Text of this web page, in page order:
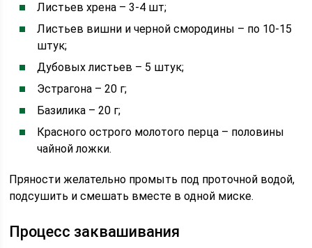
Листьев хрена – 3-4 шт;
Листьев вишни и черной смородины – по 10-15
штук;
Дубовых листьев – 5 штук;
Эстрагона – 20 г;
Базилика – 20 г;
Красного острого молотого перца – половины
чайной ложки.
Пряности желательно промыть под проточной водой,
подсушить и смешать вместе в одной миске.
Процесс заквашивания